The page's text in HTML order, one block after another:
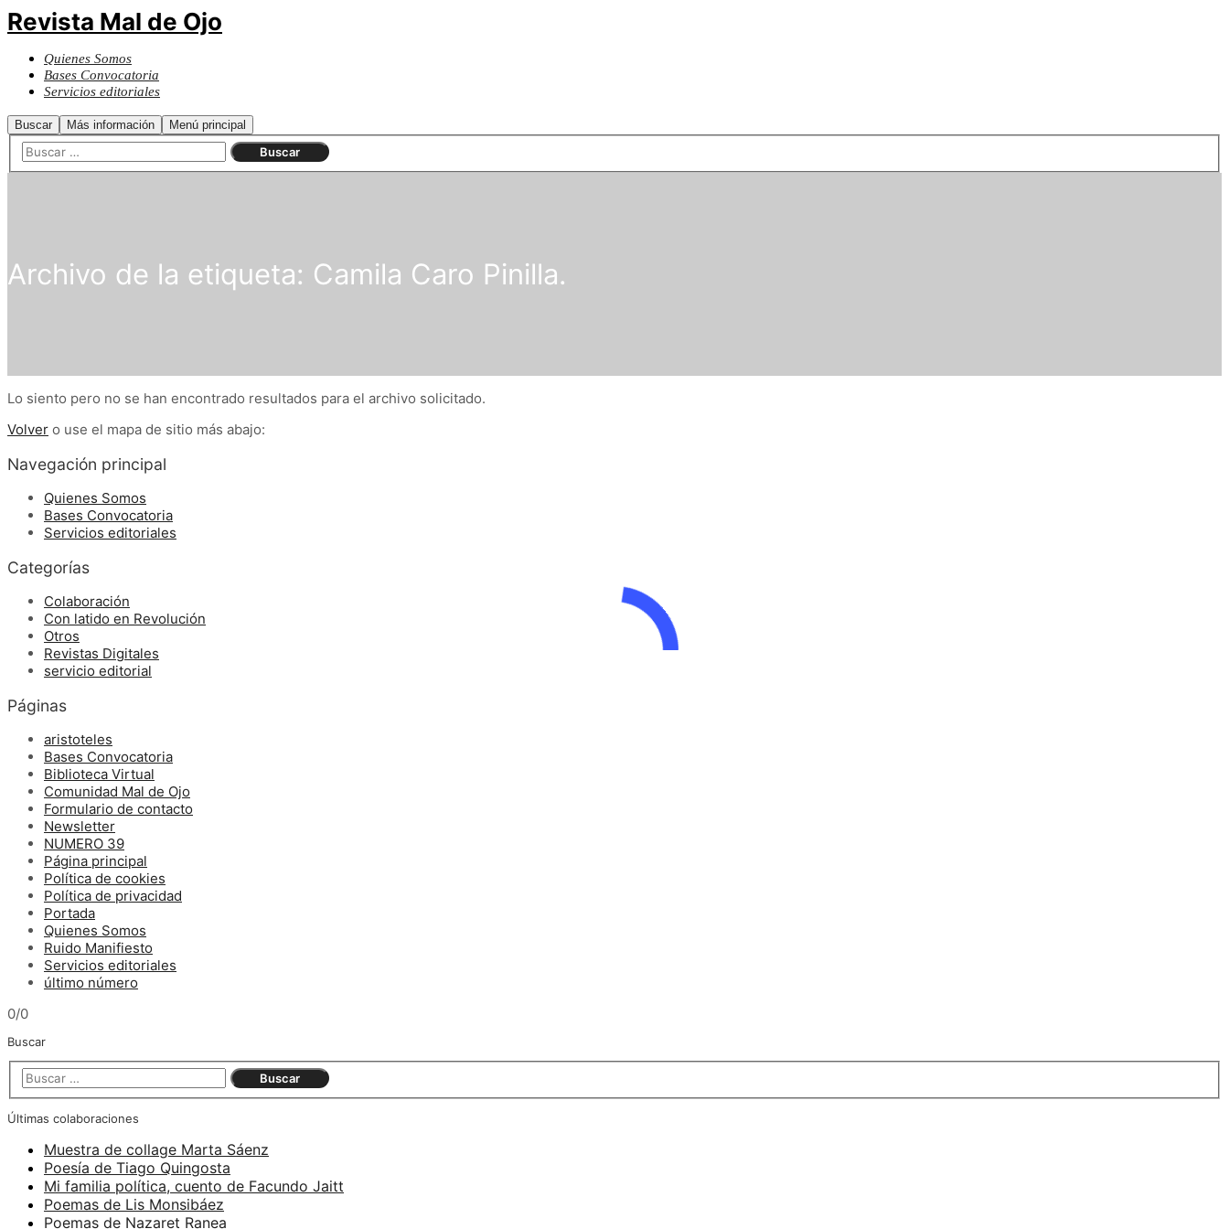
Revista Mal de Ojo
Quienes Somos
Bases Convocatoria
Servicios editoriales
Buscar Más información Menú principal
Archivo de la etiqueta: Camila Caro Pinilla.
Lo siento pero no se han encontrado resultados para el archivo solicitado.
Volver o use el mapa de sitio más abajo:
Navegación principal
Quienes Somos
Bases Convocatoria
Servicios editoriales
Categorías
Colaboración
Con latido en Revolución
Otros
Revistas Digitales
servicio editorial
Páginas
aristoteles
Bases Convocatoria
Biblioteca Virtual
Comunidad Mal de Ojo
Formulario de contacto
Newsletter
NUMERO 39
Página principal
Política de cookies
Política de privacidad
Portada
Quienes Somos
Ruido Manifiesto
Servicios editoriales
último número
0/0
Buscar
Últimas colaboraciones
Muestra de collage Marta Sáenz
Poesía de Tiago Quingosta
Mi familia política, cuento de Facundo Jaitt
Poemas de Lis Monsibáez
Poemas de Nazaret Ranea